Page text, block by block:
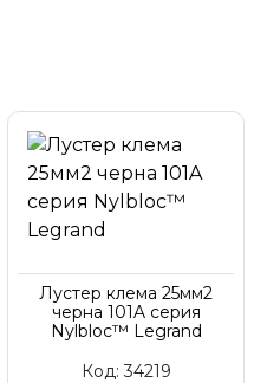
Лустер клема 25мм2
черна 101A серия
Nylbloc™ Legrand
Код:34219